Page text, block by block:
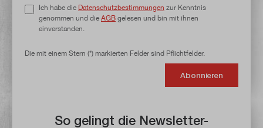
Ich habe die Datenschutzbestimmungen zur Kenntnis
genommen und die AGB gelesen und bin mit ihnen
einverstanden.
Die mit einem Stern (*) markierten Felder sind Pflichtfelder.
Abonnieren
So gelingt die Newsletter-